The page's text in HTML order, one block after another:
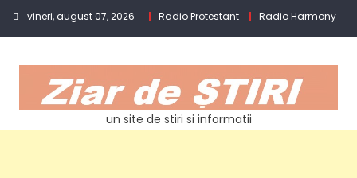
Skip
vineri, august 07, 2026 Radio Protestant Radio Harmony
un site de stiri si informatii